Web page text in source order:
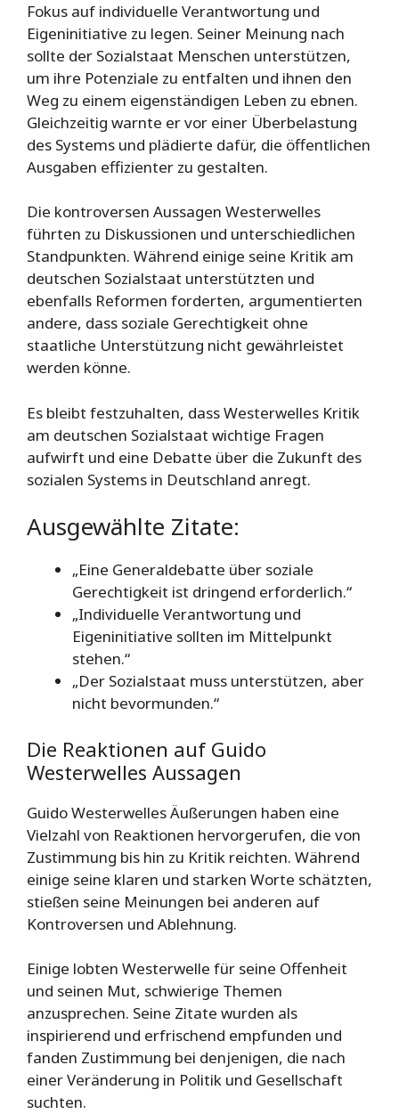
Fokus auf individuelle Verantwortung und
Eigeninitiative zu legen. Seiner Meinung nach
sollte der Sozialstaat Menschen unterstützen,
um ihre Potenziale zu entfalten und ihnen den
Weg zu einem eigenständigen Leben zu ebnen.
Gleichzeitig warnte er vor einer Überbelastung
des Systems und plädierte dafür, die öffentlichen
Ausgaben effizienter zu gestalten.
Die kontroversen Aussagen Westerwelles
führten zu Diskussionen und unterschiedlichen
Standpunkten. Während einige seine Kritik am
deutschen Sozialstaat unterstützten und
ebenfalls Reformen forderten, argumentierten
andere, dass soziale Gerechtigkeit ohne
staatliche Unterstützung nicht gewährleistet
werden könne.
Es bleibt festzuhalten, dass Westerwelles Kritik
am deutschen Sozialstaat wichtige Fragen
aufwirft und eine Debatte über die Zukunft des
sozialen Systems in Deutschland anregt.
Ausgewählte Zitate:
„Eine Generaldebatte über soziale
Gerechtigkeit ist dringend erforderlich.“
„Individuelle Verantwortung und
Eigeninitiative sollten im Mittelpunkt
stehen.“
„Der Sozialstaat muss unterstützen, aber
nicht bevormunden.“
Die Reaktionen auf Guido
Westerwelles Aussagen
Guido Westerwelles Äußerungen haben eine
Vielzahl von Reaktionen hervorgerufen, die von
Zustimmung bis hin zu Kritik reichten. Während
einige seine klaren und starken Worte schätzten,
stießen seine Meinungen bei anderen auf
Kontroversen und Ablehnung.
Einige lobten Westerwelle für seine Offenheit
und seinen Mut, schwierige Themen
anzusprechen. Seine Zitate wurden als
inspirierend und erfrischend empfunden und
fanden Zustimmung bei denjenigen, die nach
einer Veränderung in Politik und Gesellschaft
suchten.